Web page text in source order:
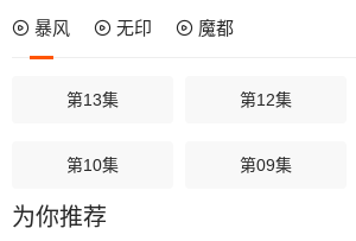
暴风 无印 魔都
第13集 第12集
第10集 第09集
第07集
为你推荐